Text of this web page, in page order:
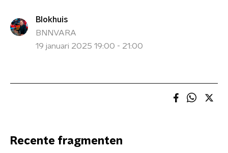
Blokhuis
BNNVARA
19 januari 2025 19:00 - 21:00
Recente fragmenten